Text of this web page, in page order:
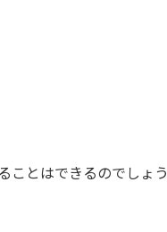
ことはできるのでしょう